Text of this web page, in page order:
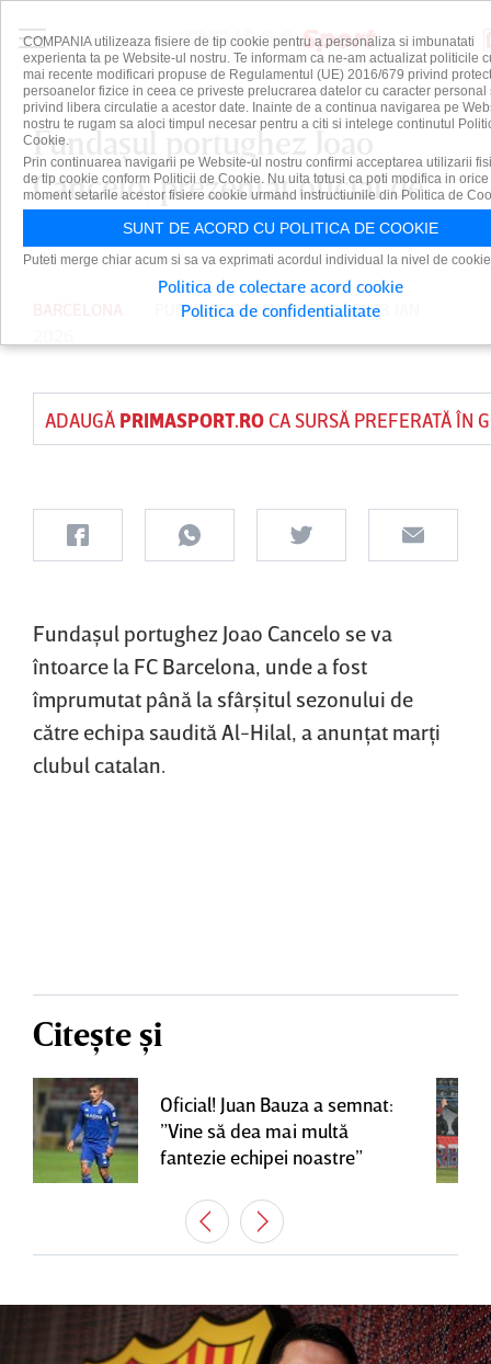
Fundaşul portughez Joao
Cancelo, prezentat oficial de
FC Barcelona
PUBLICAT DEDAIAN CUTUPE 13 IAN
ADAUGĂ PRIMASPORT.ROCA SURSĂ PREFERATĂ ÎN
Fundaşul portughez Joao Cancelo se va
întoarce la FC Barcelona, unde a fost
împrumutat până la sfârşitul sezonului de
către echipa saudită Al-Hilal, a anunţat marţi
clubul catalan.
Citește și
Oficial! Juan Bauza a semnat:
”Vine să dea mai multă
fantezie echipei noastre”
COMPANIA utilizeaza fisiere de tip cookie pentru a personaliza si imbunatati
experienta ta pe Website-ul nostru. Te informam ca ne-am actualizat politicile
mai recente modificari propuse de Regulamentul (UE) 2016/679 privind
persoanelor fizice in ceea ce priveste prelucrarea datelor cu caracter personal
privind libera circulatie a acestor date. Inainte de a continua navigarea pe
nostru te rugam sa aloci timpul necesar pentru a citi si intelege continutul
Cookie.
Prin continuarea navigarii pe Website-ul nostru confirmi acceptarea utilizarii
de tip cookie conform Politicii de Cookie. Nu uita totusi ca poti modifica in orice
moment setarile acestor fisiere cookie urmand instructiunile din Politica de
SUNT DE ACORD CU POLITICA DE COOKIE
Puteti merge chiar acum si sa va exprimati acordul individual la nivel de
Politica de colectare acord cookie
Politica de confidentialitate